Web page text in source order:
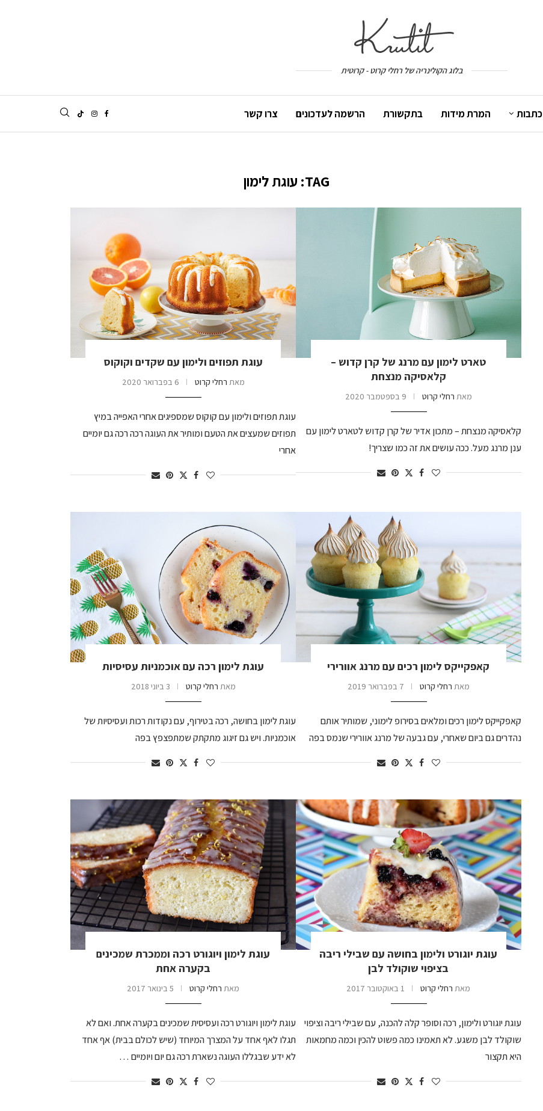
בלוג הקולינריה של רחלי קרוט - קרוטית
כתבות המרת מידות בתקשורת הרשמה לעדכונים צרו קשר
TAG: עוגת לימון
טארט לימון עם מרנג של קרן קדוש –
קלאסיקה מנצחת
מאת רחלי קרוט 9 בספטמבר 2020
קלאסיקה מנצחת – מתכון אדיר של קרן קדוש לטארט לימון עם
ענן מרנג מעל. ככה עושים את זה כמו שצריך!
עוגת תפוזים ולימון עם שקדים וקוקוס
מאת רחלי קרוט 6 בפברואר 2020
עוגת תפוזים ולימון עם קוקוס שמספיגים אחרי האפייה במיץ
תפוזים שמעצים את הטעם ומותיר את העוגה רכה רכה גם יומיים
אחרי
קאפקייקס לימון רכים עם מרנג אוורירי
מאת רחלי קרוט 7 בפברואר 2019
קאפקייקס לימון רכים ומלאים בסירופ לימוני, שמותיר אותם
נהדרים גם ביום שאחרי, עם גבעה של מרנג אוורירי שנמס בפה
עוגת לימון רכה עם אוכמניות עסיסיות
מאת רחלי קרוט 3 ביוני 2018
עוגת לימון בחושה, רכה בטירוף, עם נקודות רכות ועסיסיות של
אוכמניות. ויש גם זיגוג מתקתק שמתפצפץ בפה
עוגת יוגורט ולימון בחושה עם שבילי ריבה
בציפוי שוקולד לבן
מאת רחלי קרוט 1 באוקטובר 2017
עוגת יוגורט ולימון, רכה וסופר קלה להכנה, עם שבילי ריבה וציפוי
שוקולד לבן משגע. לא תאמינו כמה פשוט להכין וכמה מחמאות
היא תקצור
עוגת לימון ויוגורט רכה וממכרת שמכינים
בקערה אחת
מאת רחלי קרוט 5 בינואר 2017
עוגת לימון ויוגורט רכה ועסיסית שמכינים בקערה אחת. ואם לא
תגלו לאף אחד על המצרך המיוחד (שיש לכולם בבית) אף אחד
לא ידע שבגללו העוגה נשארת רכה גם יום ויומיים …